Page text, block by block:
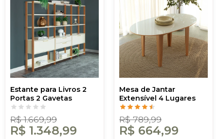
Estante para Livros 2
Portas 2 Gavetas
Industrial Off
White/Freijó - Dalla
Costa
R$ 1.669,99
R$ 1.348,99
Mesa de Jantar
Extensível 4 Lugares
Nature Off White/Freijó
- Dalla Costa
R$ 789,99
R$ 664,99